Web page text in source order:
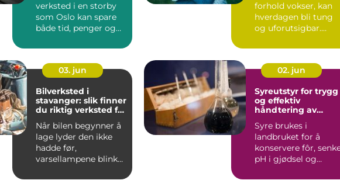
verksted i en storby
som Oslo kan spare
både tid, penger og
bileie...
forhold vokser, kan
hverdagen bli tung
og uforutsigbar.
period...
03. jun
Bilverksted i
stavanger: slik finner
du riktig verksted for
Når bilen begynner å
lage lyder den ikke
hadde før,
varsellampene blinker
dukke...
02. jun
Syreutstyr for trygg
og effektiv
håndtering av
Syre brukes i
landbruket for å
konservere fôr,
pH i gjødsel og
Samtidig er s...